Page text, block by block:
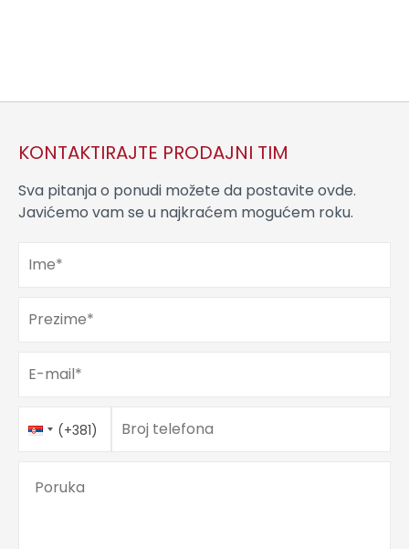
KONTAKTIRAJTE PRODAJNI TIM
Sva pitanja o ponudi možete da postavite ovde.
Javićemo vam se u najkraćem mogućem roku.
Ime*
Prezime*
E-mail*
Telefon*
Country
Code
(+381) Broj telefona